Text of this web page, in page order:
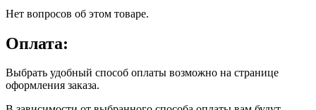
Нет вопросов об этом товаре.
Оплата:
Выбрать удобный способ оплаты возможно на странице
оформления заказа.